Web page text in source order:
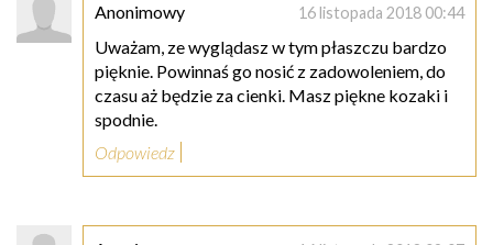
Anonimowy 16 listopada 2018 00:44
Uważam, ze wyglądasz w tym płaszczu bardzo
pięknie. Powinnaś go nosić z zadowoleniem, do
czasu aż będzie za cienki. Masz piękne kozaki i
spodnie.
Odpowiedz